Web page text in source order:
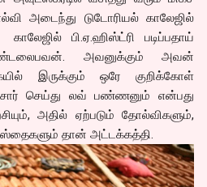
அடைந்து டுடோரியல் காலேஜில்
பி.ஏ.ஹிஸ்ட்ரி படிப்பதாய்
அவனுக்கும் அவன்
இருக்கும் ஒரே குறிக்கோள்
உசார் செய்து லவ் பண்ணனும் என்பது
அதில் ஏற்படும் தோல்விகளும்,
தான் அட்டக்கத்தி.